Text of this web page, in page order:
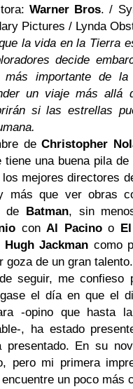
Warner Bros. /
Pictures / Lynda
la vida en la Tierra
decide
más importante de
un viaje más allá
si las estrellas
deChristopher
tiene una buena pila
los mejores directores
más que ver obras
de Batman, sin
conAl Pacinoo
Hugh Jackman como
goza de un gran talento.
seguir, me confieso
el día en que el
-opino que hasta
, ha estado
presentado. En su
pero mi primera
un poco más